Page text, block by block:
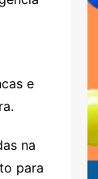
e
na
para